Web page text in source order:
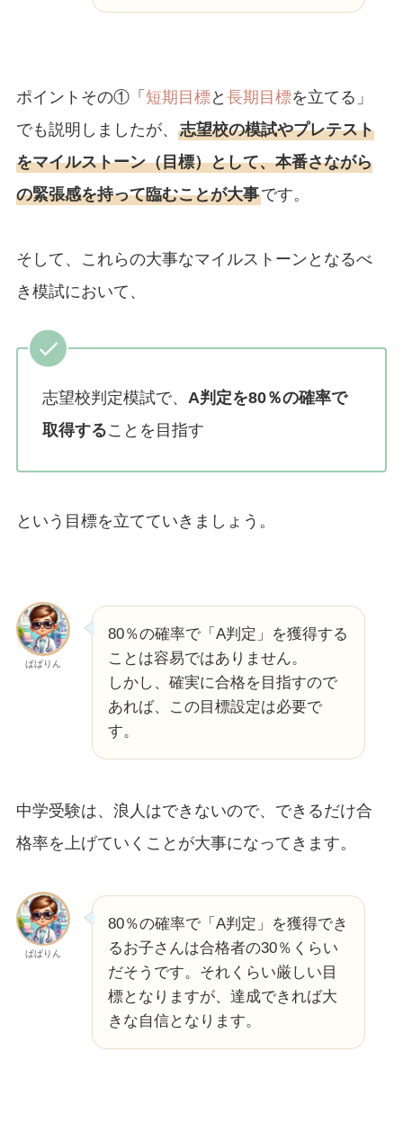
ポイントその①「 短期目標と 長期目標を立てる」
でも説明しましたが、 志望校の模試やプレテスト
をマイルストーン（目標）として、本番さながら
の緊張感を持って臨むことが大事です。
そして、これらの大事なマイルストーンとなるべ
き模試において、
志望校判定模試で、 A判定を80％の確率で
取得することを目指す
という目標を立てていきましょう。
ぱぱりん
80％の確率で「A判定」を獲得する
ことは容易ではありません。
しかし、確実に合格を目指すので
あれば、この目標設定は必要で
す。
中学受験は、浪人はできないので、できるだけ合
格率を上げていくことが大事になってきます。
ぱぱりん
80％の確率で「A判定」を獲得でき
るお子さんは合格者の30％くらい
だそうです。それくらい厳しい目
標となりますが、達成できれば大
きな自信となります。